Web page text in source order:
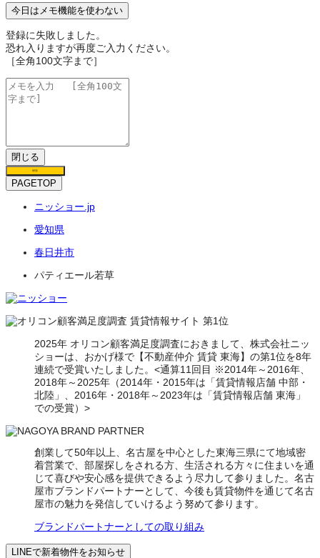
今日はメモ機能を使わない
登録に失敗しました。
恐れ入りますが再度ご入力ください。
［全角100文字まで］
閉じる
保存
PAGETOP
ニッショー.jp
愛知県
春日井市
パティエール若草
2025年 オリコン顧客満足度調査におきまして、株式会社ニッ
ショーは、おかげ様で【不動産仲介 賃貸 東海】の第1位を8年
連続で受賞いたしました。<通算11回目 ※2014年～2016年、
2018年～2025年（2014年・2015年は「賃貸情報店舗 中部・
北陸」、2016年・2018年～2023年は「賃貸情報店舗 東海」
での受賞）>
創業して50年以上、名古屋を中心とした東海三県にて地域密
着営業で、部屋探しをされる方、生活される方々に住まいを通
じて喜びや安心感を提供できるよう尽力して参りました。名古
屋市ブランドパートナーとして、今後も賃貸物件を通じて名古
屋市の魅力を発信していけるよう努めて参ります。
ブランドパートナーとしての取り組み
LINEで新着物件をお知らせ